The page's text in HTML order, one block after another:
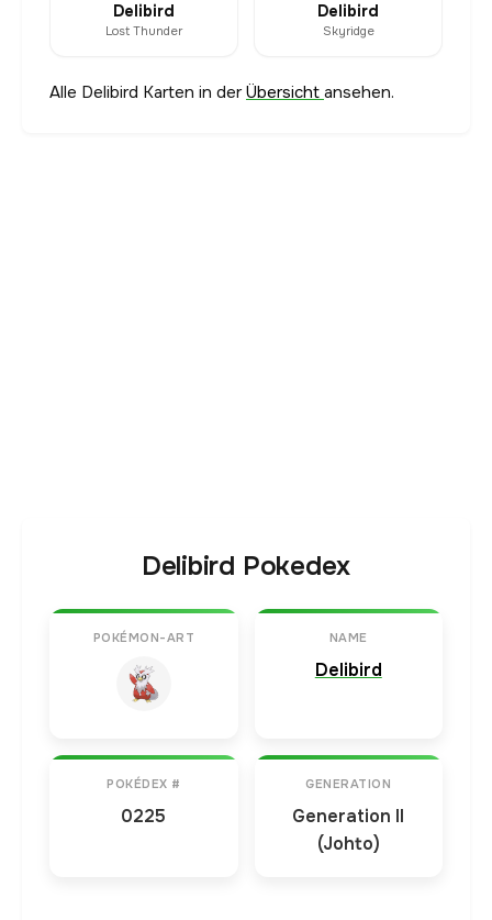
Delibird
Lost Thunder
Delibird
Skyridge
Alle Delibird Karten in derÜbersicht ansehen.
Delibird Pokedex
POKÉMON-ART NAME
Delibird
POKÉDEX #
0225
GENERATION
Generation II
(Johto)